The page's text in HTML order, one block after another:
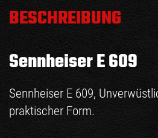
BESCHREIBUNG
Sennheiser E 609
Sennheiser E 609,
praktischer Form.